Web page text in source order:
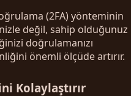
(2FA) yönteminin
değil, sahip olduğunuz
doğrulamanızı
önemli ölçüde artırır.
Kolaylaştırır